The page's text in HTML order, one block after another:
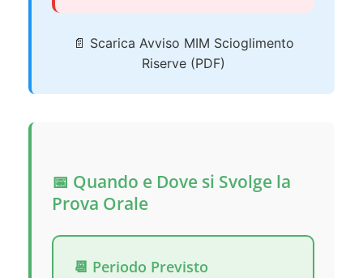
📄 Scarica Avviso MIM Scioglimento
Riserve (PDF)
📅 Quando e Dove si Svolge la
Prova Orale
📆 Periodo Previsto